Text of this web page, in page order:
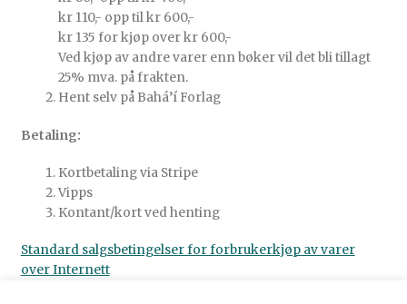
kr 110,- opp til kr 600,-
kr 135 for kjøp over kr 600,-
Ved kjøp av andre varer enn bøker vil det bli tillagt
25% mva. på frakten.
Hent selv på Bahá’í Forlag
Betaling:
Kortbetaling via Stripe
Vipps
Kontant/kort ved henting
Standard salgsbetingelser for forbrukerkjøp av varer
over Internett